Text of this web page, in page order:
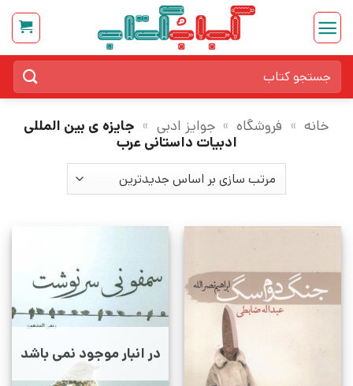
Skip
content
برای:
خانه » فروشگاه » جوایز ادبی » جایزه ی بین المللی
ادبیات داستانی عرب
در انبار موجود نمی باشد